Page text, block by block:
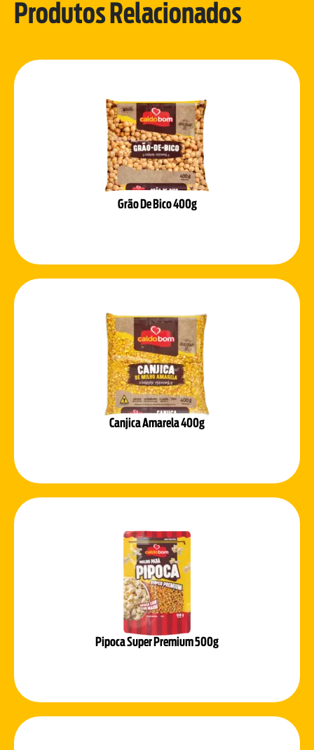
Produtos Relacionados
Grão De Bico 400g
Canjica Amarela 400g
Pipoca Super Premium 500g